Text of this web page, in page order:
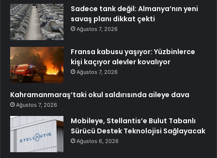
Sadece tank değil: Almanya’nın yeni
savaş planı dikkat çekti
Ağustos 7, 2026
Fransa kabusu yaşıyor: Yüzbinlerce
kişi kaçıyor alevler kovalıyor
Ağustos 7, 2026
Kahramanmaraş’taki okul saldırısında aileye dava
Ağustos 7, 2026
Mobileye, Stellantis’e Bulut Tabanlı
Sürücü Destek Teknolojisi Sağlayacak
Ağustos 6, 2026